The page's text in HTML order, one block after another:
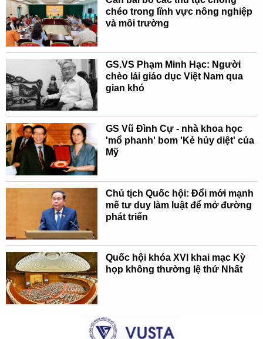
chéo trong lĩnh vực nông nghiệp
và môi trường
GS.VS Phạm Minh Hạc: Người
chèo lái giáo dục Việt Nam qua
gian khó
GS Vũ Đình Cự - nhà khoa học
'mổ phanh' bom 'Kẻ hủy diệt' của
Mỹ
Chủ tịch Quốc hội: Đổi mới mạnh
mẽ tư duy làm luật để mở đường
phát triển
Quốc hội khóa XVI khai mạc Kỳ
họp không thường lệ thứ Nhất